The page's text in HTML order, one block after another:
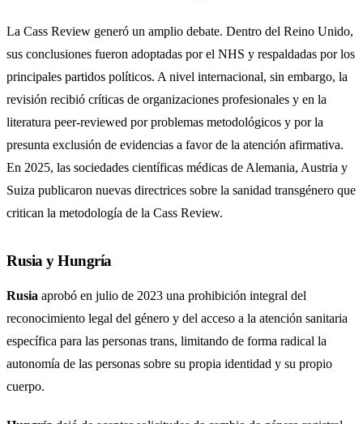
La Cass Review generó un amplio debate. Dentro del Reino Unido,
sus conclusiones fueron adoptadas por el NHS y respaldadas por los
principales partidos políticos. A nivel internacional, sin embargo, la
revisión recibió críticas de organizaciones profesionales y en la
literatura peer-reviewed por problemas metodológicos y por la
presunta exclusión de evidencias a favor de la atención afirmativa.
En 2025, las sociedades científicas médicas de Alemania, Austria y
Suiza publicaron nuevas directrices sobre la sanidad transgénero que
critican la metodología de la Cass Review.
Rusia y Hungría
Rusia aprobó en julio de 2023 una prohibición integral del
reconocimiento legal del género y del acceso a la atención sanitaria
específica para las personas trans, limitando de forma radical la
autonomía de las personas sobre su propia identidad y su propio
cuerpo.